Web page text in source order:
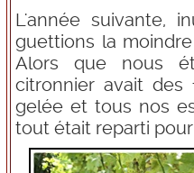
L'année suivante,
guettions la
Alors que nous
citronnier avait
gelée et tous nos
tout était reparti